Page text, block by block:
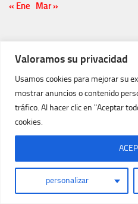
Valoramos su privacidad
Usamos cookies para mejorar su
mostrar anuncios o contenido
tráfico. Al hacer clic en "Aceptar
cookies.
personalizar
« Ene
Mar »